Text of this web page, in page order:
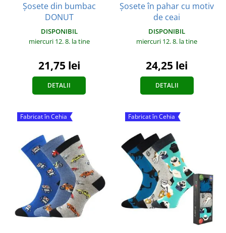
Șosete din bumbac
DONUT
DISPONIBIL
miercuri 12. 8. la tine
21,75 lei
DETALII
Șosete în pahar cu motiv
de ceai
DISPONIBIL
miercuri 12. 8. la tine
24,25 lei
DETALII
Fabricat în Cehia Fabricat în Cehia